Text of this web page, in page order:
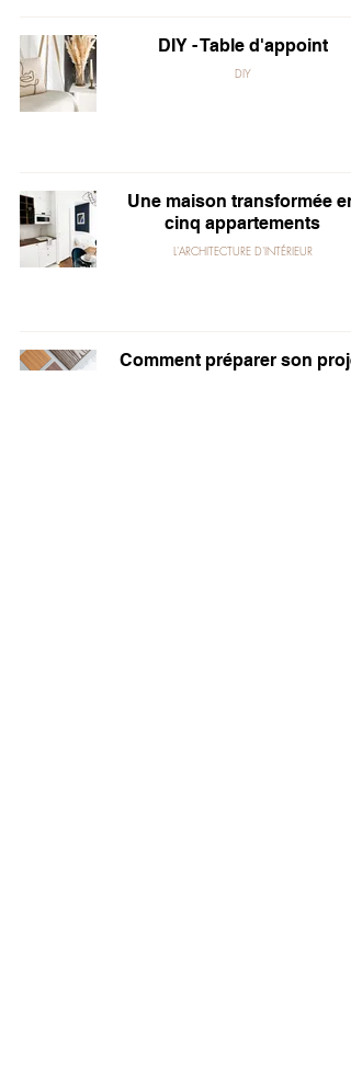
DIY - Table d'appoint
DIY
Une maison transformée en
cinq appartements
L'ARCHITECTURE D'INTÉRIEUR
Comment préparer son